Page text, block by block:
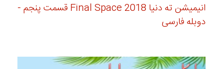
انیمیشن ته دنیا Final Space 2018 قسمت پنجم -
دوبله فارسی